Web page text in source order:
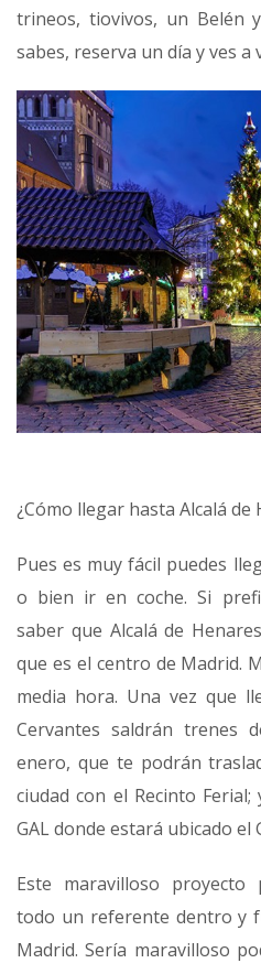
trineos, tiovivos, un Belén
sabes, reserva un día y ves a
¿Cómo llegar hasta Alcalá de
Pues es muy fácil puedes
o bien ir en coche. Si
saber que Alcalá de
que es el centro de Madrid.
media hora. Una vez que
Cervantes saldrán trenes
enero, que te podrán
ciudad con el Recinto
GAL donde estará ubicado
Este maravilloso proyecto
todo un referente dentro y
Madrid. Sería maravilloso